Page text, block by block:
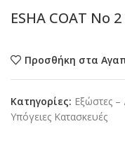
ESHA COAT
Προσθήκη στα
Κατηγορίες: Εξώστες
Υπόγειες Κατασκευές